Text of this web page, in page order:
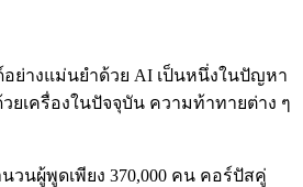
ย่างแม่นยำด้วย AI เป็นหนึ่งในปัญหา
ยเครื่องในปัจจุบัน ความท้าทายต่าง ๆ
วนผู้พูดเพียง 370,000 คน คอร์ปัสคู่